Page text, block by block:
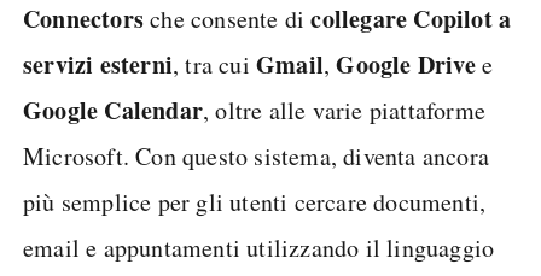
Connectorsche consente dicollegare Copilot a
servizi esterni, tra cui Gmail,Google Drivee
Google Calendar, oltre alle varie piattaforme
Microsoft. Con questo sistema, diventa ancora
più semplice per gli utenti cercare documenti,
email e appuntamenti utilizzando il linguaggio